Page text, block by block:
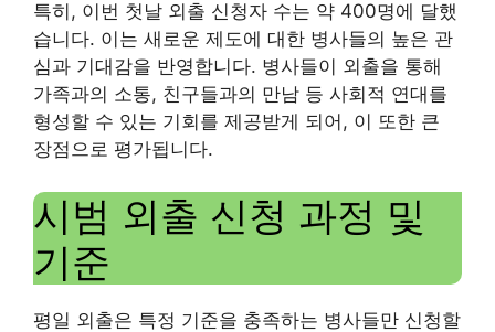
특히, 이번 첫날 외출 신청자 수는 약 400명에 달했
습니다. 이는 새로운 제도에 대한 병사들의 높은 관
심과 기대감을 반영합니다. 병사들이 외출을 통해
가족과의 소통, 친구들과의 만남 등 사회적 연대를
형성할 수 있는 기회를 제공받게 되어, 이 또한 큰
장점으로 평가됩니다.
시범 외출 신청 과정 및
기준
평일 외출은 특정 기준을 충족하는 병사들만 신청할